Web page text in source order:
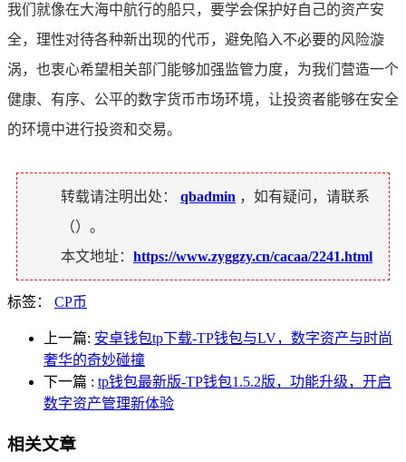
我们就像在大海中航行的船只，要学会保护好自己的资产安
全，理性对待各种新出现的代币，避免陷入不必要的风险漩
涡，也衷心希望相关部门能够加强监管力度，为我们营造一个
健康、有序、公平的数字货币市场环境，让投资者能够在安全
的环境中进行投资和交易。
转载请注明出处： qbadmin ，如有疑问，请联系
（）。
本文地址： https://www.zyggzy.cn/cacaa/2241.html
标签： CP币
上一篇: 安卓钱包tp下载-TP钱包与LV，数字资产与时尚
奢华的奇妙碰撞
下一篇 : tp钱包最新版-TP钱包1.5.2版，功能升级，开启
数字资产管理新体验
相关文章